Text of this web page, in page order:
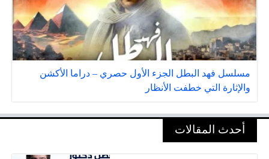
مسلسل فهد البطل الجزء الأول حصري – دراما الأكشن
والإثارة التي خطفت الأنظار
أحدث المقالات